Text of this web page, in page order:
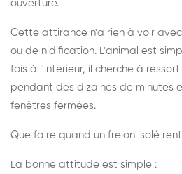
ouverture.
Cette attirance n'a rien à voir
ou de nidification. L'animal est
fois à l'intérieur, il cherche à
pendant des dizaines de minutes
fenêtres fermées.
Que faire quand un frelon isolé
La bonne attitude est simple :